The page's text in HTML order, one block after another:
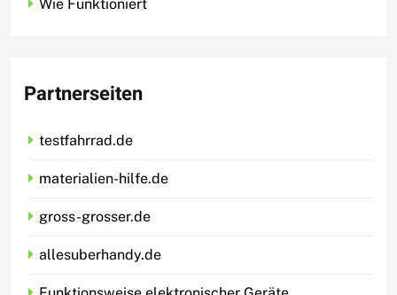
Wie Funktioniert
Partnerseiten
testfahrrad.de
materialien-hilfe.de
gross-grosser.de
allesuberhandy.de